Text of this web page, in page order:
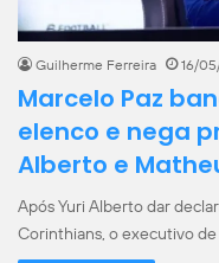
Guilherme Ferreira 16/
Marcelo Paz
elenco e nega
Alberto e
Após Yuri Alberto dar
Corinthians, o executivo de